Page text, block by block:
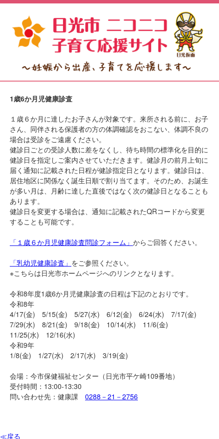
1歳6か月児健康診査
１歳６か月に達したお子さんが対象です。来所される前に、お子
さん、同伴される保護者の方の体調確認をおこない、体調不良の
場合は受診をご遠慮ください。
健診日ごとの受診人数に差をなくし、待ち時間の標準化を目的に
健診日を指定しご案内させていただきます。健診月の前月上旬に
届く通知に記載された日程が健診指定日となります。健診日は、
居住地区に関係なく誕生日順で割り当てます。そのため、お誕生
が多い月は、月齢に達した直後ではなく次の健診日となることも
あります。
健診日を変更する場合は、通知に記載されたQRコードから変更
することも可能です。
「１歳６か月児健康診査問診フォーム」 からご回答ください。
「乳幼児健康診査」 をご参照ください。
※こちらは日光市ホームページへのリンクとなります。
令和8年度1歳6か月児健康診査の日程は下記のとおりです。
令和8年
4/17(金) 5/15(金) 5/27(水) 6/12(金) 6/24(水) 7/17(金)
7/29(水) 8/21(金) 9/18(金) 10/14(水) 11/6(金)
11/25(水) 12/16(水)
令和9年
1/8(金) 1/27(水) 2/17(水) 3/19(金)
会場：今市保健福祉センター（日光市平ケ崎109番地）
受付時間：13:00-13:30
問い合わせ先：健康課 0288－21－2756
≪戻る